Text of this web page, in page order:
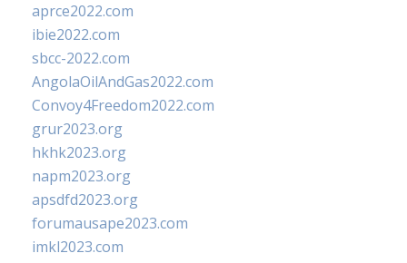
aprce2022.com
ibie2022.com
sbcc-2022.com
AngolaOilAndGas2022.com
Convoy4Freedom2022.com
grur2023.org
hkhk2023.org
napm2023.org
apsdfd2023.org
forumausape2023.com
imkl2023.com